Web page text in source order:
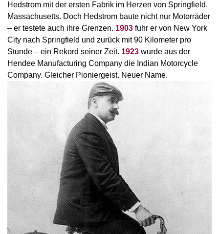
Hedstrom mit der ersten Fabrik im Herzen von Springfield,
Massachusetts. Doch Hedstrom baute nicht nur Motorräder
– er testete auch ihre Grenzen. 1903 fuhr er von New York
City nach Springfield und zurück mit 90 Kilometer pro
Stunde – ein Rekord seiner Zeit. 1923 wurde aus der
Hendee Manufacturing Company die Indian Motorcycle
Company. Gleicher Pioniergeist. Neuer Name.